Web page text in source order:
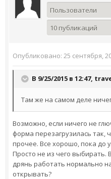
Пользователи
10 публикаций
Опубликовано: 25 сентября,
В 9/25/2015 в 12:47,
Там же на самом деле
Возможно, если ничего не
форма перезагрузилась так,
прочее. Все хорошо, пока до
Просто не из чего выбирать.
дрянь работать нормально
открывать?